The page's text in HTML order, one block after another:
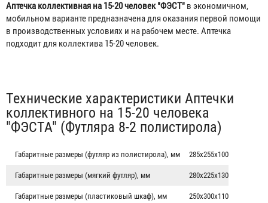
Аптечка коллективная на 15-20 человек "ФЭСТ" в экономичном,
мобильном варианте предназначена для оказания первой помощи
в производственных условиях и на рабочем месте. Аптечка
подходит для коллектива 15-20 человек.
Табы
Технические характеристики Аптечки
коллективного на 15-20 человека
"ФЭСТА" (Футляра 8-2 полистирола)
Габаритные размеры (футляр из полистирола), мм 285х255х100
Габаритные размеры (мягкий футляр), мм 280х225х130
Габаритные размеры (пластиковый шкаф), мм 250х300х110
Аптечка автомобильная "ФЭСТ"